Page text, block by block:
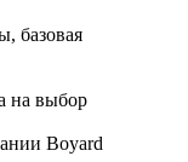
базовая
на выбор
Boyard